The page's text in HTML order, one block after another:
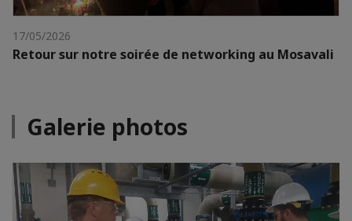
17/05/2026
Retour sur notre soirée de networking au Mosavali
Galerie photos